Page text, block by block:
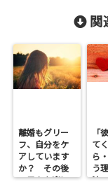
関
離婚もグリー
フ、自分をケ
アしています
か？ その後
の日々を楽に
「
て
ら
う
法